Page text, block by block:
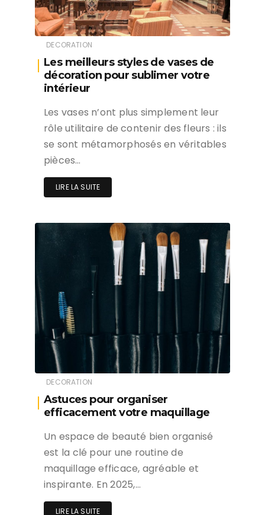
DECORATION
Les meilleurs styles de vases de
décoration pour sublimer votre
intérieur
Les vases n’ont plus simplement leur
rôle utilitaire de contenir des fleurs : ils
se sont métamorphosés en véritables
pièces…
LIRE LA SUITE
DECORATION
Astuces pour organiser
efficacement votre maquillage
Un espace de beauté bien organisé
est la clé pour une routine de
maquillage efficace, agréable et
inspirante. En 2025,…
LIRE LA SUITE